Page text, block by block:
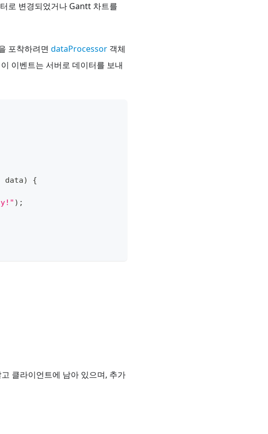
로 변경되었거나 Gantt 차트를
포착하려면 dataProcessor 객체
이 이벤트는 서버로 데이터를 보내
data)
{
) ;
클라이언트에 남아 있으며, 추가